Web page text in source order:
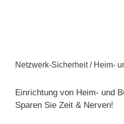
Netzwerk-Sicherheit / Heim-
Einrichtung von Heim- und
Sparen Sie Zeit & Nerven!